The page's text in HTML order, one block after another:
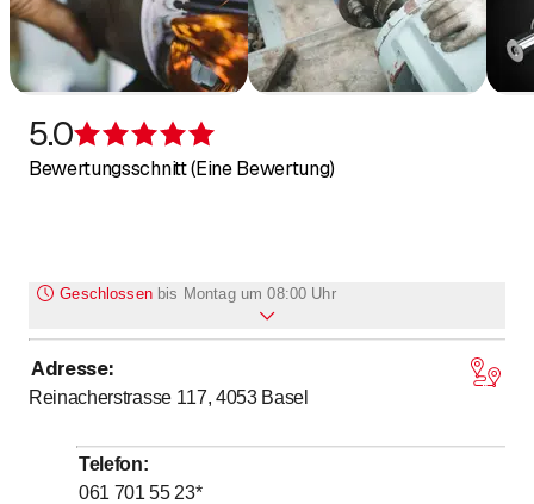
5.0
Bewertungsschnitt (Eine Bewertung)
Geschlossen bis Montag um 08:00 Uhr
Montag
00
Dienstag
8:00- bis
12
Mittwoch
8:00- bis
12:00/ 13:00- bis
16:00
Donnerstag
Adresse:
Reinacherstrasse 117, 4053 Basel
Telefon:
061 701 55 23*